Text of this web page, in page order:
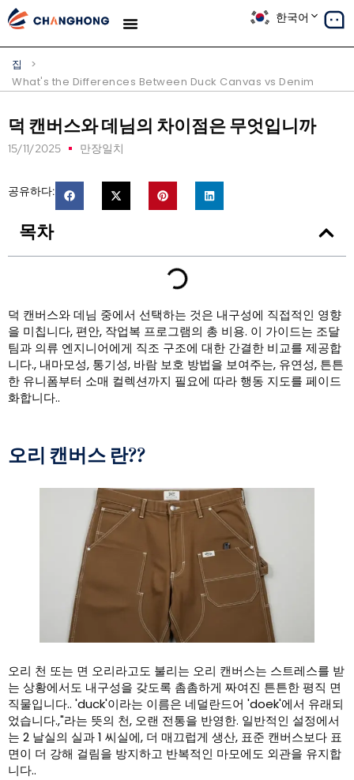
한국어
집
>
What's the Differences Between Duck Canvas vs Denim
덕 캔버스와 데님의 차이점은 무엇입니까
15/11/2025 만장일치
공유하다:
목차
덕 캔버스와 데님 중에서 선택하는 것은 내구성에 직접적인 영향
을 미칩니다, 편안, 작업복 프로그램의 총 비용. 이 가이드는 조달
팀과 의류 엔지니어에게 직조 구조에 대한 간결한 비교를 제공합
니다., 내마모성, 통기성, 바람 보호 방법을 보여주는, 유연성, 튼튼
한 유니폼부터 소매 컬렉션까지 필요에 따라 행동 지도를 페이드
화합니다..
오리 캔버스 란??
오리 천 또는 면 오리라고도 불리는 오리 캔버스는 스트레스를 받
는 상황에서도 내구성을 갖도록 촘촘하게 짜여진 튼튼한 평직 면
직물입니다.. 'duck'이라는 이름은 네덜란드어 'doek'에서 유래되
었습니다.,"라는 뜻의 천, 오랜 전통을 반영한. 일반적인 설정에서
는 2 날실의 실과 1 씨실에, 더 매끄럽게 생산, 표준 캔버스보다 표
면이 더 강해 걸림을 방지하고 반복적인 마모에도 외관을 유지합
니다..